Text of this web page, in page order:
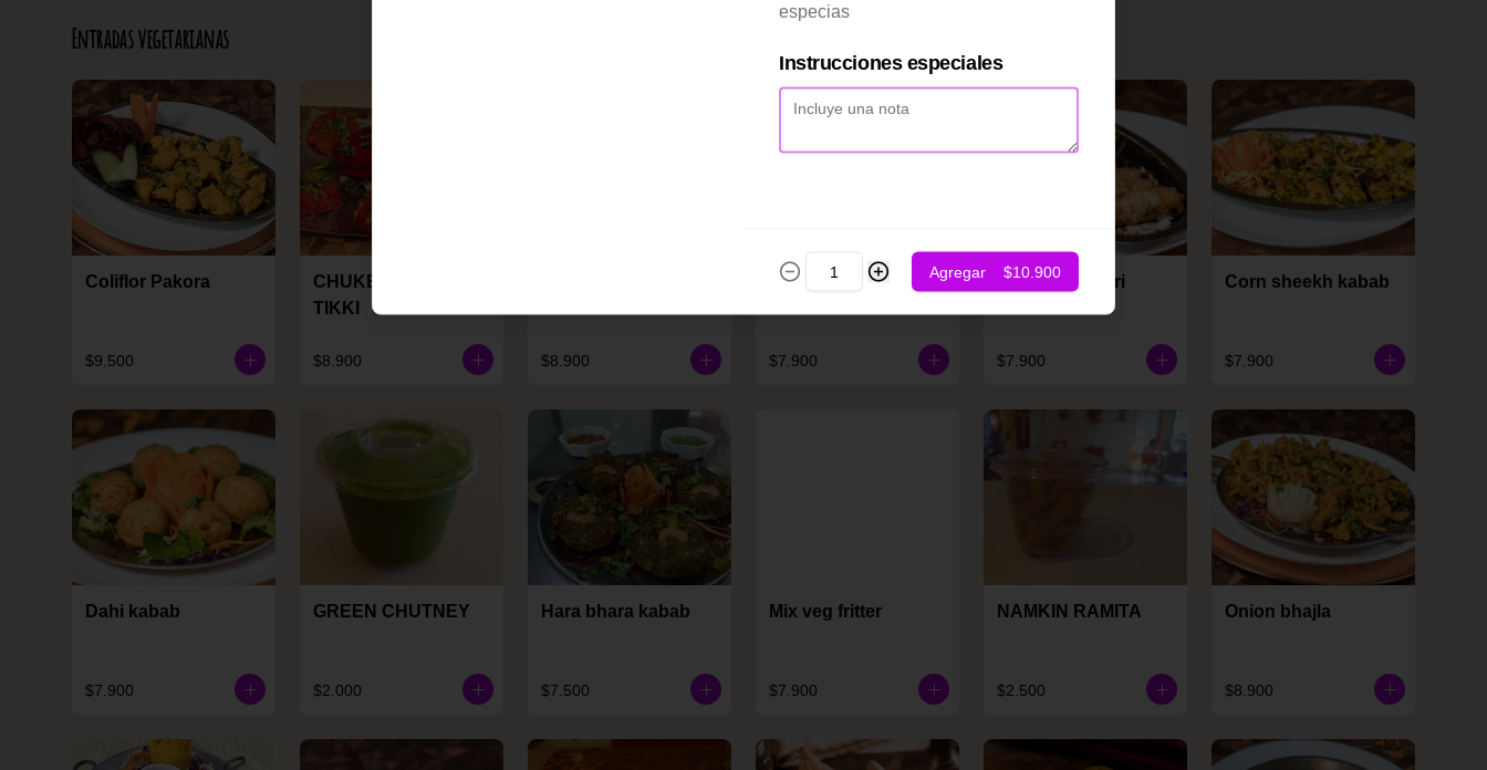
Entradas vegetarianas
Coliflor Pakora
$9.500
CHUKENDER KI
TIKKI
$8.900 $8.900
Cheese chile kabab
$7.900
Cheese kurkuri
$7.900
Corn sheekh kabab
$7.900
Dahi kabab
$7.900
GREEN CHUTNEY
$2.000
Hara bhara kabab
$7.500
Mix veg fritter
$7.900
NAMKIN RAMITA
$2.500
Onion bhajla
$8.900
especias
Instrucciones especiales
Agregar $10.900